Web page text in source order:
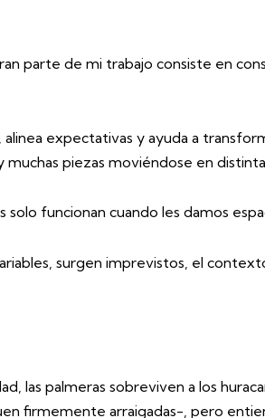
parte de mi trabajo consiste en
expectativas y ayuda a
piezas moviéndose en
funcionan cuando les damos
surgen imprevistos, el
las palmeras sobreviven a los
firmemente arraigadas-, pero